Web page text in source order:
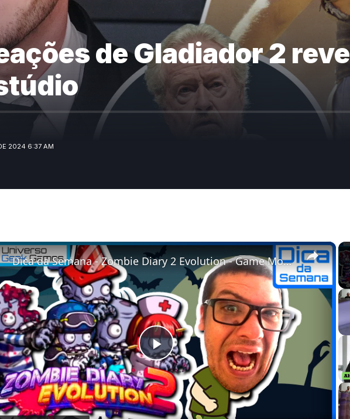
de Gladiador 2
2024 6:37 AM
×
Play
Video
Dica da Semana - Zombie Diary 2 Evolution - Game Mobile Android e IOS